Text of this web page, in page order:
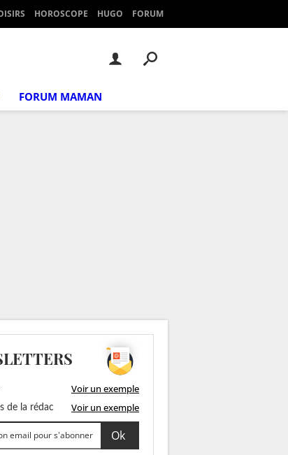
HOROSCOPE HUGO FORUM
FORUM MAMAN
Voir un exemple
de la rédac Voir un exemple